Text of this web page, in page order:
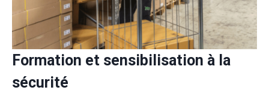
Formation et sensibilisation à la
sécurité